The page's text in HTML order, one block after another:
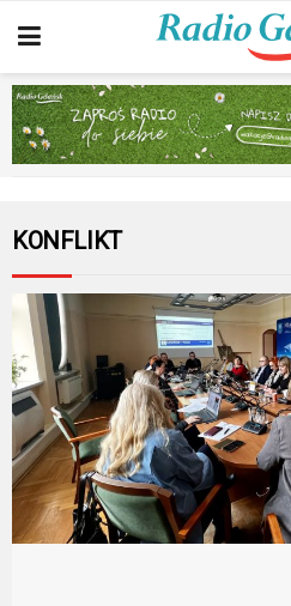
KONFLIKT